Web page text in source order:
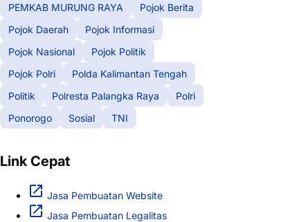
PEMKAB MURUNG RAYA
Pojok Berita
Pojok Daerah
Pojok Informasi
Pojok Nasional
Pojok Politik
Pojok Polri
Polda Kalimantan Tengah
Politik
Polresta Palangka Raya
Polri
Ponorogo
Sosial TNI
Link Cepat
Jasa Pembuatan Website
Jasa Pembuatan Legalitas